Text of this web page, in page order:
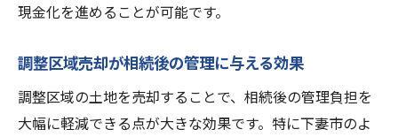
現金化を進めることが可能です。
調整区域売却が相続後の管理に与える効果
調整区域の土地を売却することで、相続後の管理負担を
大幅に軽減できる点が大きな効果です。特に下妻市のよ